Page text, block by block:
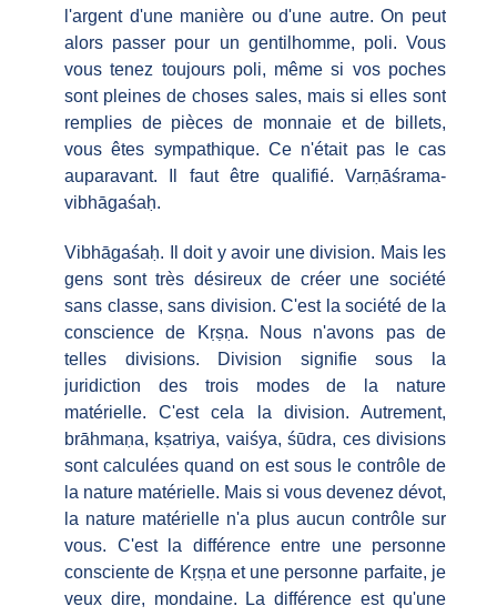
l'argent d'une manière ou d'une autre. On peut
alors passer pour un gentilhomme, poli. Vous
vous tenez toujours poli, même si vos poches
sont pleines de choses sales, mais si elles sont
remplies de pièces de monnaie et de billets,
vous êtes sympathique. Ce n'était pas le cas
auparavant. Il faut être qualifié. Varṇāśrama-
vibhāgaśaḥ.
Vibhāgaśaḥ. Il doit y avoir une division. Mais les
gens sont très désireux de créer une société
sans classe, sans division. C'est la société de la
conscience de Kṛṣṇa. Nous n'avons pas de
telles divisions. Division signifie sous la
juridiction des trois modes de la nature
matérielle. C'est cela la division. Autrement,
brāhmaṇa, kṣatriya, vaiśya, śūdra, ces divisions
sont calculées quand on est sous le contrôle de
la nature matérielle. Mais si vous devenez dévot,
la nature matérielle n'a plus aucun contrôle sur
vous. C'est la différence entre une personne
consciente de Kṛṣṇa et une personne parfaite, je
veux dire, mondaine. La différence est qu'une